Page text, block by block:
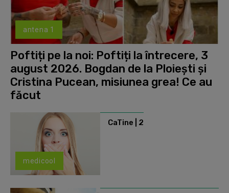
antena 1
Poftiți pe la noi: Poftiți la întrecere, 3
august 2026. Bogdan de la Ploiești și
Cristina Pucean, misiunea grea! Ce au
făcut
medicool
CaTine | 2